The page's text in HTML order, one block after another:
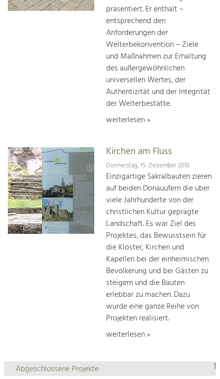
präsentiert. Er enthält –
entsprechend den
Anforderungen der
Welterbekonvention – Ziele
und Maßnahmen zur Erhaltung
des außergewöhnlichen
universellen Wertes, der
Authentizität und der Integrität
der Welterbestätte.
weiterlesen »
Kirchen am Fluss
Donnerstag, 15. Dezember 2016
Einzigartige Sakralbauten zieren
auf beiden Donauufern die über
viele Jahrhunderte von der
christlichen Kultur geprägte
Landschaft. Es war Ziel des
Projektes, das Bewusstsein für
die Klöster, Kirchen und
Kapellen bei der einheimischen
Bevölkerung und bei Gästen zu
steigern und die Bauten
erlebbar zu machen. Dazu
wurde eine ganze Reihe von
Projekten realisiert.
weiterlesen »
1
Abgeschlossene Projekte